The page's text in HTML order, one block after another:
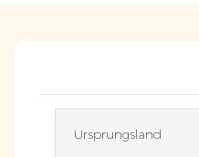
Ursprungsland